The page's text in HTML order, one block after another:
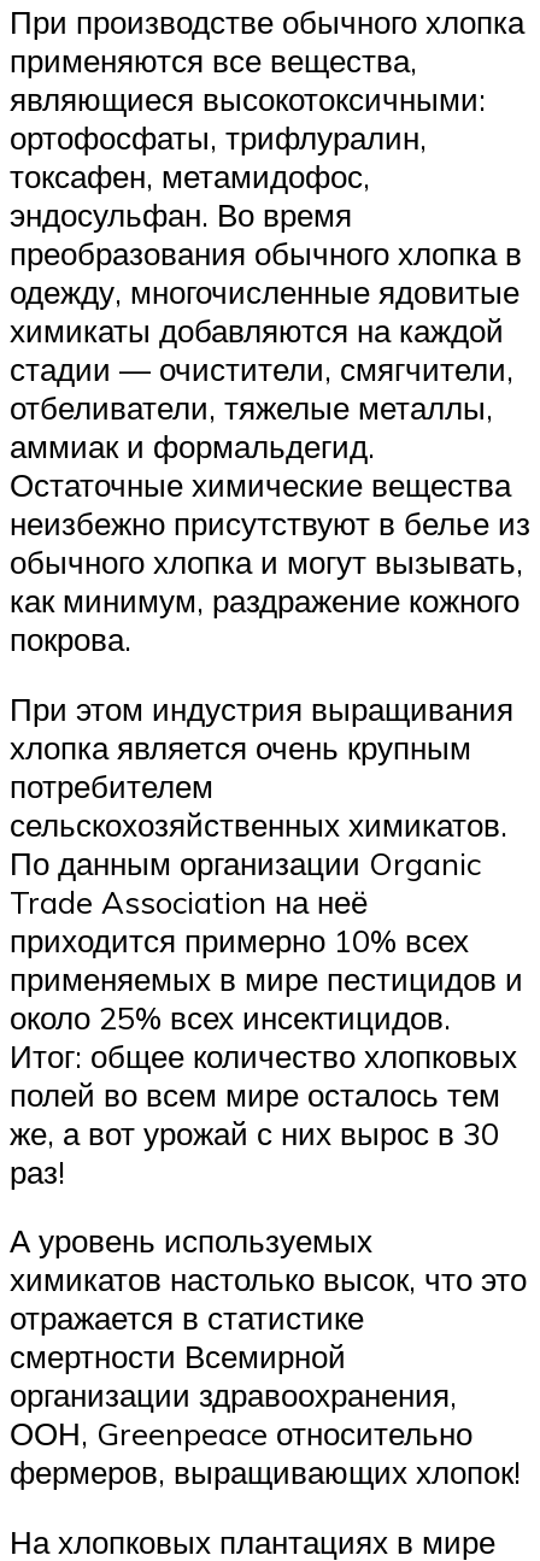
При производстве обычного хлопка
применяются все вещества,
являющиеся высокотоксичными:
ортофосфаты, трифлуралин,
токсафен, метамидофос,
эндосульфан. Во время
преобразования обычного хлопка в
одежду, многочисленные ядовитые
химикаты добавляются на каждой
стадии — очистители, смягчители,
отбеливатели, тяжелые металлы,
аммиак и формальдегид.
Остаточные химические вещества
неизбежно присутствуют в белье из
обычного хлопка и могут вызывать,
как минимум, раздражение кожного
покрова.
При этом индустрия выращивания
хлопка является очень крупным
потребителем
сельскохозяйственных химикатов.
По данным организации Organic
Trade Association на неё
приходится примерно 10% всех
применяемых в мире пестицидов и
около 25% всех инсектицидов.
Итог: общее количество хлопковых
полей во всем мире осталось тем
же, а вот урожай с них вырос в 30
раз!
А уровень используемых
химикатов настолько высок, что это
отражается в статистике
смертности Всемирной
организации здравоохранения,
ООН, Greenpeace относительно
фермеров, выращивающих хлопок!
На хлопковых плантациях в мире